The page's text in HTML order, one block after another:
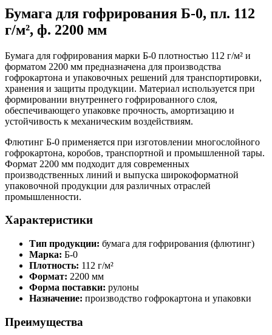
Бумага для гофрирования Б-0, пл. 112
г/м², ф. 2200 мм
Бумага для гофрирования марки Б-0 плотностью 112 г/м² и
форматом 2200 мм предназначена для производства
гофрокартона и упаковочных решений для транспортировки,
хранения и защиты продукции. Материал используется при
формировании внутреннего гофрированного слоя,
обеспечивающего упаковке прочность, амортизацию и
устойчивость к механическим воздействиям.
Флютинг Б-0 применяется при изготовлении многослойного
гофрокартона, коробов, транспортной и промышленной тары.
Формат 2200 мм подходит для современных
производственных линий и выпуска широкоформатной
упаковочной продукции для различных отраслей
промышленности.
Характеристики
Тип продукции: бумага для гофрирования (флютинг)
Марка: Б-0
Плотность: 112 г/м²
Формат: 2200 мм
Форма поставки: рулоны
Назначение: производство гофрокартона и упаковки
Преимущества